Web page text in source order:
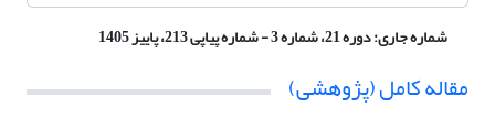
شماره جاری:دوره 21، شماره 3 - شماره پیاپی 213، پاییز 1405
مقاله کامل (پژوهشی)